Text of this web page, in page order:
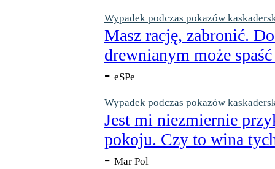
Wypadek podczas pokazów
Masz rację, zabronić.
drewnianym może
- eSPe
Wypadek podczas pokazów
Jest mi niezmiernie
pokoju. Czy to wina
- Mar Pol